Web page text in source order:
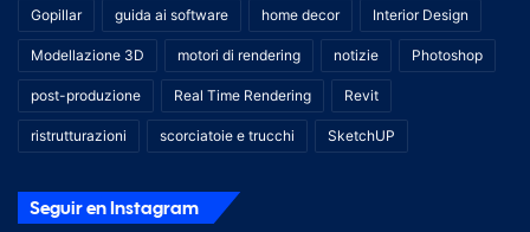
Gopillar guida ai software home decor Interior Design
Modellazione 3D motori di rendering notizie Photoshop
post-produzione Real Time Rendering Revit
ristrutturazioni scorciatoie e trucchi SketchUP
Seguir en Instagram